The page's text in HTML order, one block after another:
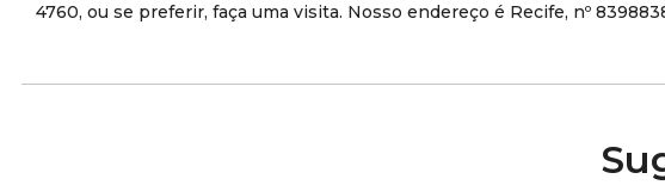
4760, ou se preferir, faça uma visita. Nosso endereço é Recife, nº